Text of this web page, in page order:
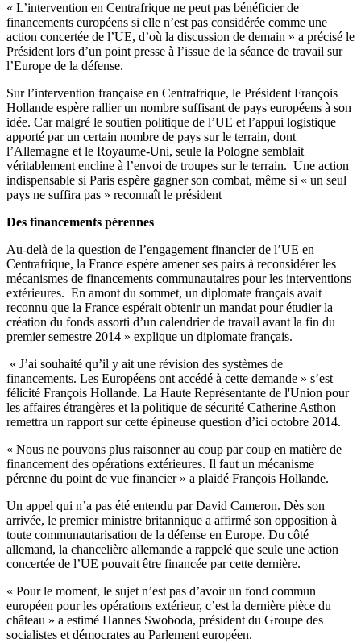
« L’intervention en Centrafrique ne peut pas bénéficier de
financements européens si elle n’est pas considérée comme une
action concertée de l’UE, d’où la discussion de demain » a précisé le
Président lors d’un point presse à l’issue de la séance de travail sur
l’Europe de la défense.
Sur l’intervention française en Centrafrique, le Président François
Hollande espère rallier un nombre suffisant de pays européens à son
idée. Car malgré le soutien politique de l’UE et l’appui logistique
apporté par un certain nombre de pays sur le terrain, dont
l’Allemagne et le Royaume-Uni, seule la Pologne semblait
véritablement encline à l’envoi de troupes sur le terrain. Une action
indispensable si Paris espère gagner son combat, même si « un seul
pays ne suffira pas » reconnaît le président
Des financements pérennes
Au-delà de la question de l’engagement financier de l’UE en
Centrafrique, la France espère amener ses pairs à reconsidérer les
mécanismes de financements communautaires pour les interventions
extérieures. En amont du sommet, un diplomate français avait
reconnu que la France espérait obtenir un mandat pour étudier la
création du fonds assorti d’un calendrier de travail avant la fin du
premier semestre 2014 » explique un diplomate français.
« J’ai souhaité qu’il y ait une révision des systèmes de
financements. Les Européens ont accédé à cette demande » s’est
félicité François Hollande. La Haute Représentante de l'Union pour
les affaires étrangères et la politique de sécurité Catherine Asthon
remettra un rapport sur cette épineuse question d’ici octobre 2014.
« Nous ne pouvons plus raisonner au coup par coup en matière de
financement des opérations extérieures. Il faut un mécanisme
pérenne du point de vue financier » a plaidé François Hollande.
Un appel qui n’a pas été entendu par David Cameron. Dès son
arrivée, le premier ministre britannique a affirmé son opposition à
toute communautarisation de la défense en Europe. Du côté
allemand, la chancelière allemande a rappelé que seule une action
concertée de l’UE pouvait être financée par cette dernière.
« Pour le moment, le sujet n’est pas d’avoir un fond commun
européen pour les opérations extérieur, c’est la dernière pièce du
château » a estimé Hannes Swoboda, président du Groupe des
socialistes et démocrates au Parlement européen.